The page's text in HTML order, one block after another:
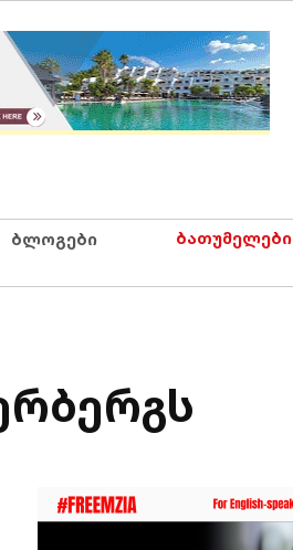
ბლოგები ბათუმელები